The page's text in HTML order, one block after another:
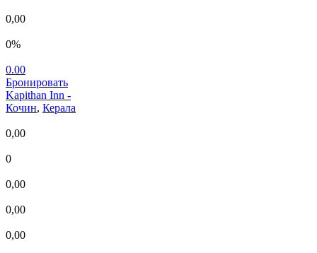
0,00
0%
0.00
Бронировать
Kapithan Inn -
Кочин, Керала
0,00
0
0,00
0,00
0,00